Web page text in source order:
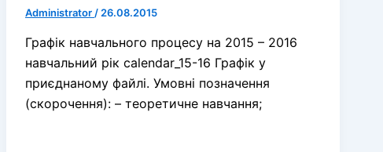
Administrator/26.08.2015
Графік навчального процесу на 2015 – 2016
навчальний рік calendar_15-16 Графік у
приєднаному файлі. Умовні позначення
(скорочення): – теоретичне навчання;